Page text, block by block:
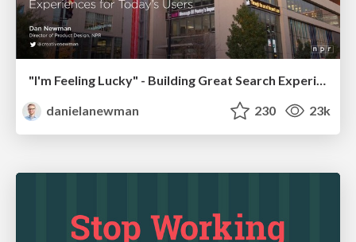
"I'm Feeling Lucky" - Building Great Search Experiences for Today's Users (#IAC19)
danielanewman
230 23k